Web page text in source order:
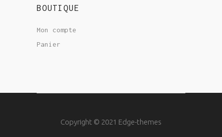
BOUTIQUE
Mon compte
Panier
Copyright © 2021 Edge-themes